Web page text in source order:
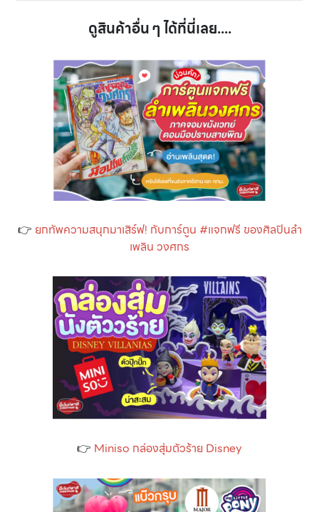
ดูสินค้าอื่น ๆ ได้ที่นี่เลย....
👉 ยกทัพความสนุกมาเสิร์ฟ! กับการ์ตูน #แจกฟรี ของศิลปินลำ
เพลิน วงศกร
👉 Miniso กล่องสุ่มตัวร้าย Disney